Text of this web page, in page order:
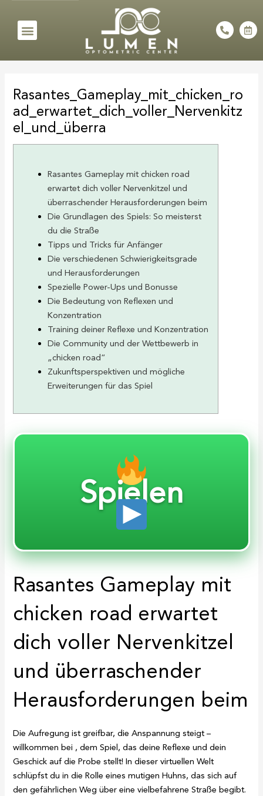
content
Menu
P
h
e
C
a
n
Rasantes_Gameplay_mit_chicken_ro
ad_erwartet_dich_voller_Nervenkitz
el_und_überra
Rasantes Gameplay mit chicken road
erwartet dich voller Nervenkitzel und
überraschender Herausforderungen beim
Die Grundlagen des Spiels: So meisterst
du die Straße
Tipps und Tricks für Anfänger
Die verschiedenen Schwierigkeitsgrade
und Herausforderungen
Spezielle Power-Ups und Bonusse
Die Bedeutung von Reflexen und
Konzentration
Training deiner Reflexe und Konzentration
Die Community und der Wettbewerb in
„chicken road“
Zukunftsperspektiven und mögliche
Erweiterungen für das Spiel
Spielen
Rasantes Gameplay mit
chicken road erwartet
dich voller Nervenkitzel
und überraschender
Herausforderungen beim
Die Aufregung ist greifbar, die Anspannung steigt –
willkommen bei , dem Spiel, das deine Reflexe und dein
Geschick auf die Probe stellt! In dieser virtuellen Welt
schlüpfst du in die Rolle eines mutigen Huhns, das sich auf
den gefährlichen Weg über eine vielbefahrene Straße begibt.